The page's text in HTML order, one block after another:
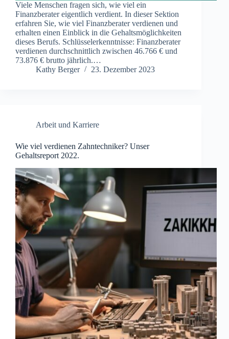
Viele Menschen fragen sich, wie viel ein
Finanzberater eigentlich verdient. In dieser Sektion
erfahren Sie, wie viel Finanzberater verdienen und
erhalten einen Einblick in die Gehaltsmöglichkeiten
dieses Berufs. Schlüsselerkenntnisse: Finanzberater
verdienen durchschnittlich zwischen 46.766 € und
73.876 € brutto jährlich.…
Kathy Berger
23. Dezember 2023
Arbeit und Karriere
Wie viel verdienen Zahntechniker? Unser
Gehaltsreport 2022.